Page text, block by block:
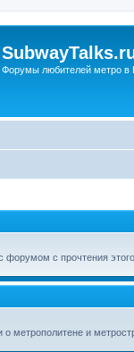
Форумы любителей метро в
с прочтения
метрополитене и